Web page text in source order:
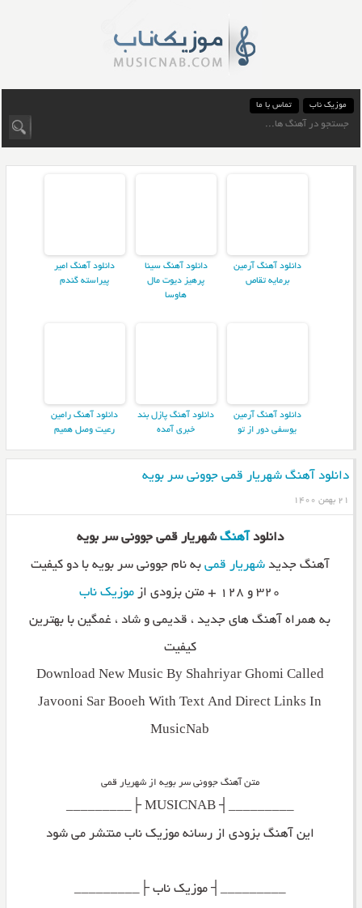
موزیک ناب تماس با ما
دانلود آهنگ آرمین
برمایه تقاص
دانلود آهنگ سینا
پرهیز دیوت مال
هاوسا
دانلود آهنگ امیر
پیراسته گندم
دانلود آهنگ آرمین
یوسفی دور از تو
دانلود آهنگ پازل بند
خبری آمده
دانلود آهنگ رامین
رعیت وصل همیم
دانلود آهنگ شهریار قمی جوونی سر بویه
۲۱ بهمن ۱۴۰۰
دانلود آهنگشهریار قمی جوونی سر بویه
آهنگ جدیدشهریار قمی به نام جوونی سر بویه با دو کیفیت
۳۲۰ و ۱۲۸ + متن بزودی از
موزیک ناب
به همراه آهنگ های جدید ، قدیمی و شاد ، غمگین با بهترین
کیفیت
Download New Music By Shahriyar Ghomi Called
Javooni Sar Booeh With Text And Direct Links In
MusicNab
متن آهنگ جوونی سر بویه از شهریار قمی
_________┤ MUSICNAB ├_________
این آهنگ بزودی از رسانه موزیک ناب منتشر می شود
_________┤ موزیک ناب ├_________